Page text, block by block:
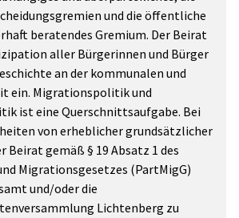
und die öffentliche
beratendes Gremium. Der Beirat
aller Bürgerinnen und Bürger
an der kommunalen und
ein. Migrationspolitik und
ist eine Querschnittsaufgabe. Bei
von erheblicher grundsätzlicher
Beirat gemäß § 19 Absatz 1 des
Migrationsgesetzes (PartMigG)
und/oder die
Lichtenberg zu